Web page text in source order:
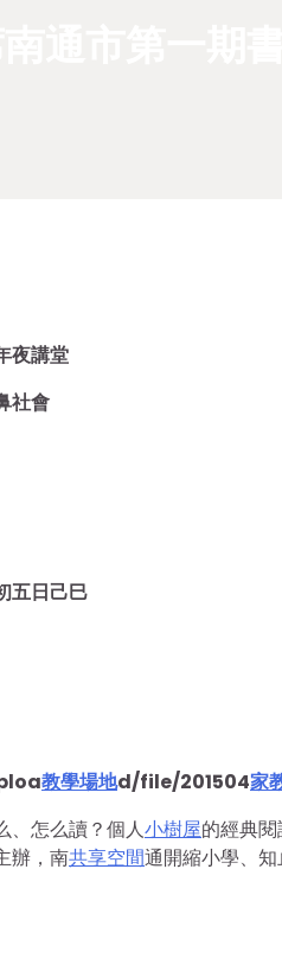
夜講堂
社會
五日己巳
教學場地d/file/201504家
、怎么讀？個人小樹屋的經典
辦，南共享空間通開縮小學、